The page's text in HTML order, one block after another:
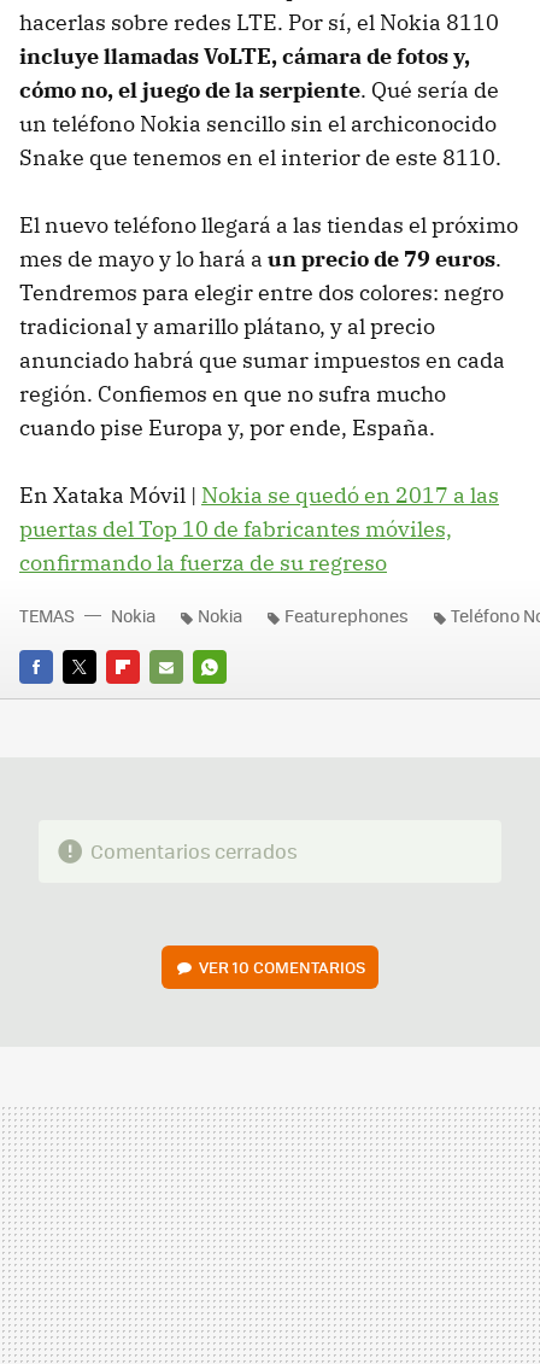
hacerlas sobre redes LTE. Por sí, el Nokia 8110
incluye llamadas VoLTE, cámara de fotos y,
cómo no, el juego de la serpiente. Qué sería de
un teléfono Nokia sencillo sin el archiconocido
Snake que tenemos en el interior de este 8110.
El nuevo teléfono llegará a las tiendas el próximo
mes de mayo y lo hará a un precio de 79 euros.
Tendremos para elegir entre dos colores: negro
tradicional y amarillo plátano, y al precio
anunciado habrá que sumar impuestos en cada
región. Confiemos en que no sufra mucho
cuando pise Europa y, por ende, España.
En Xataka Móvil | Nokia se quedó en 2017 a las
puertas del Top 10 de fabricantes móviles,
confirmando la fuerza de su regreso
FACEBOOK
TWITTERFLIPBOARD
E-
WHATSAPP
TEMAS Nokia Nokia Featurephones Teléfono
Comentarios cerrados
VER 10 COMENTARIOS